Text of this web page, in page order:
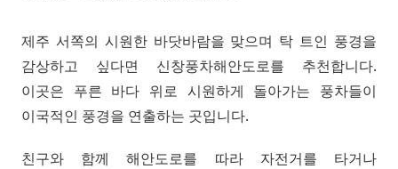
제주 서쪽의 시원한 바닷바람을 맞으며 탁 트인 풍경을
감상하고 싶다면 신창풍차해안도로를 추천합니다.
이곳은 푸른 바다 위로 시원하게 돌아가는 풍차들이
이국적인 풍경을 연출하는 곳입니다.
친구와 함께 해안도로를 따라 자전거를 타거나